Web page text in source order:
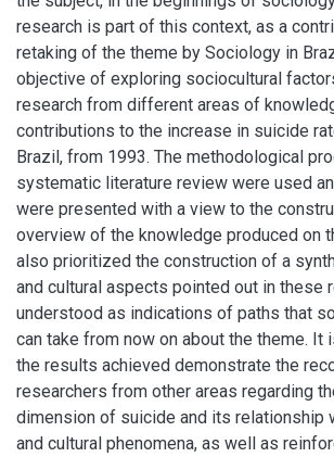
research is part of this context, as a
retaking of the theme by Sociology in
objective of exploring sociocultural
research from different areas of
contributions to the increase in suicide
Brazil, from 1993. The methodological
systematic literature review were used
were presented with a view to the
overview of the knowledge produced on
also prioritized the construction of a
and cultural aspects pointed out in these
understood as indications of paths that
can take from now on about the theme. It
the results achieved demonstrate the
researchers from other areas regarding
dimension of suicide and its relationship
and cultural phenomena, as well as